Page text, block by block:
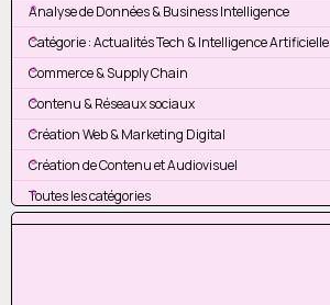
Analyse de Données & Business Intelligence
Catégorie : Actualités Tech & Intelligence Artificielle
Commerce & Supply Chain
Contenu & Réseaux sociaux
Création Web & Marketing Digital
Création de Contenu et Audiovisuel
Toutes les catégories
Sauter le bloc